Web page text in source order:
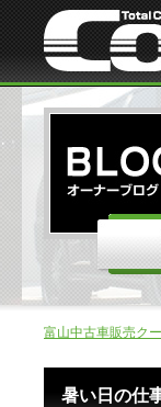
富山中古車販売ク
暑い日の仕